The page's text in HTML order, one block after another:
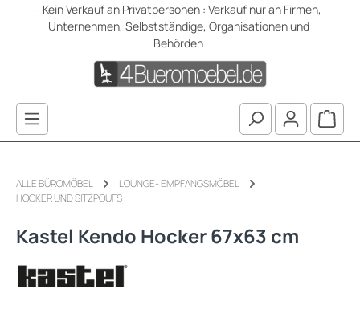
Zum Hauptinhalt springen
- Kein Verkauf an Privatpersonen : Verkauf nur an Firmen,
Unternehmen, Selbstständige, Organisationen und
Behörden
ALLE BÜROMÖBEL
LOUNGE- EMPFANGSMÖBEL
HOCKER UND SITZPOUFS
Kastel Kendo Hocker 67x63 cm